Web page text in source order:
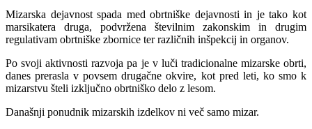
Mizarska dejavnost spada med obrtniške dejavnosti in je tako kot
marsikatera druga, podvržena številnim zakonskim in drugim
regulativam obrtniške zbornice ter različnih inšpekcij in organov.
Po svoji aktivnosti razvoja pa je v luči tradicionalne mizarske obrti,
danes prerasla v povsem drugačne okvire, kot pred leti, ko smo k
mizarstvu šteli izključno obrtniško delo z lesom.
Današnji ponudnik mizarskih izdelkov ni več samo mizar.